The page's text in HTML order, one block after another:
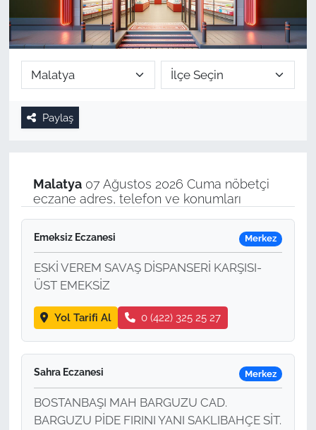
Paylaş
Malatya07 Ağustos 2026 Cuma nöbetçi
eczane adres, telefon ve konumları
Emeksiz Eczanesi Merkez
ESKİ VEREM SAVAŞ DİSPANSERİ KARŞISI-
ÜST EMEKSİZ
Yol Tarifi Al 0 (422) 325 25 27
Sahra Eczanesi Merkez
BOSTANBAŞI MAH BARGUZU CAD.
BARGUZU PİDE FIRINI YANI SAKLIBAHÇE SİT.